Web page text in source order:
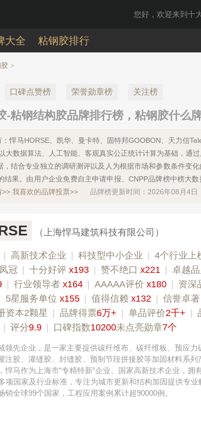
您好，欢迎来到十
大全 粘钢胶排行
>
口碑点赞榜 荣誉勋章榜 关注榜
粘钢结构胶品牌排行榜，粘钢胶什么
悍马HORSE、凯华、曼卡特、固特邦GOOBON、天力信
数据算法、人工智能、客观真实公正统计计算为基础，通
结合专业独立的调研测评以及人为根据市场和参数条件变
果。由用户企业免费自主申请申报、CNPP品牌榜中榜大
>> 我喜欢的品牌投票>> 品牌榜更新时间：2026年08月4日
（上海悍马建筑科技有限公司）
高新技术企业 科技型中小企业 4个行业上
冠
十分好评 x193 赞不绝口 x221 卓越
行业领导者 x164 AAAAA评价 x180 资深
5星服务单位 x155 值得信赖 x132 信誉卓著
资本2颗星 品牌得票6万+ 单品评价2千+
评分9.9 口碑指数10200未点亮勋章7个
领先企业，是一家主要提供碳纤维布、碳纤维板、预应力
注胶、灌缝胶、封缝胶、预制节段拼接胶等加固材料系列
悍马作为上海市“专精特新”企业、国家高新技术企业，拥
项国家及行业标准，专注为城市更新和结构加固提供专
销全球99个国家，工程应用案例累计超90000例。